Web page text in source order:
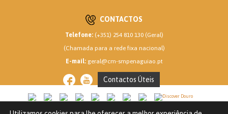
CONTACTOS
Telefone:(+351) 254 810 130 (Geral)
(Chamada para a rede fixa nacional)
E-mail:geral@cm-smpenaguiao.pt
Contactos Úteis